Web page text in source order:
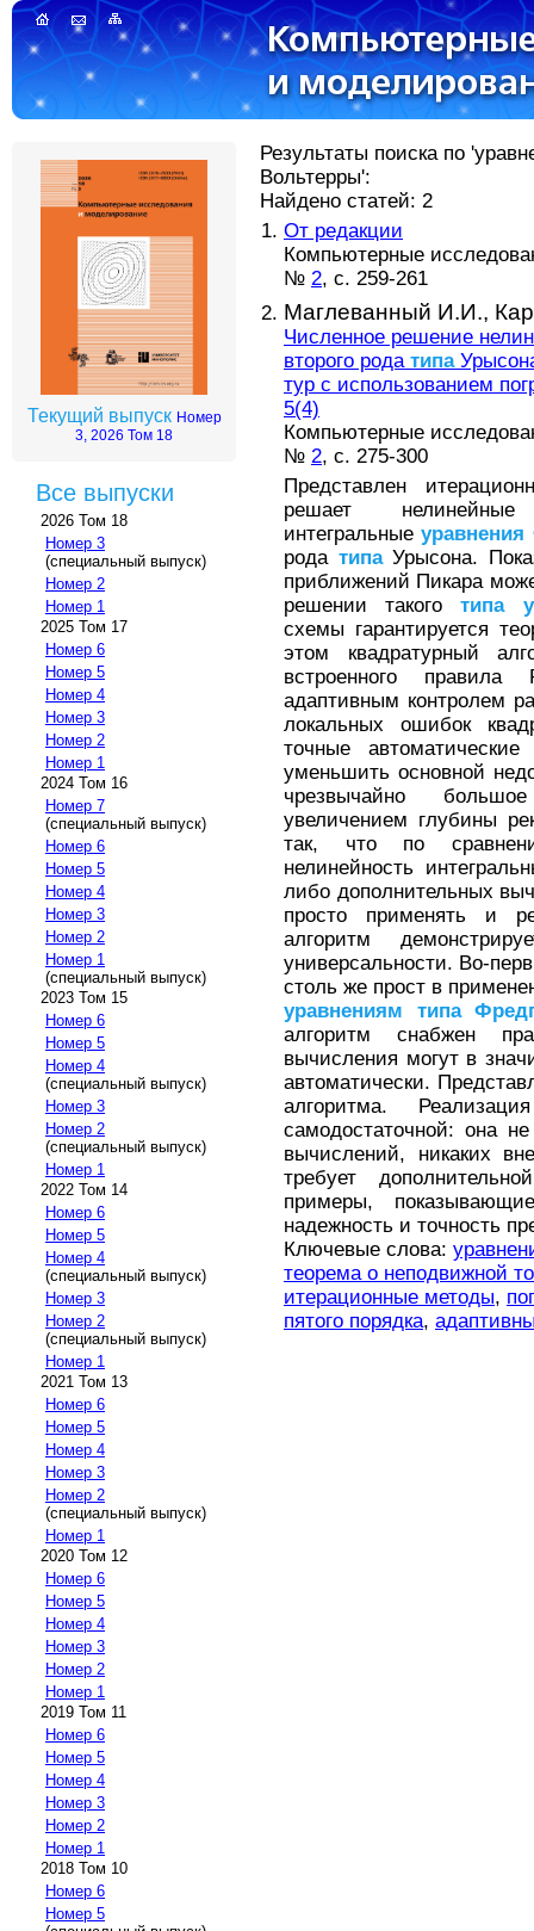
Текущий выпуск Номер
3, 2026 Том 18
Все выпуски
2026 Том 18
Номер 3
(специальный выпуск)
Номер 2
Номер 1
2025 Том 17
Номер 6
Номер 5
Номер 4
Номер 3
Номер 2
Номер 1
2024 Том 16
Номер 7
(специальный выпуск)
Номер 6
Номер 5
Номер 4
Номер 3
Номер 2
Номер 1
(специальный выпуск)
2023 Том 15
Номер 6
Номер 5
Номер 4
(специальный выпуск)
Номер 3
Номер 2
(специальный выпуск)
Номер 1
2022 Том 14
Номер 6
Номер 5
Номер 4
(специальный выпуск)
Номер 3
Номер 2
(специальный выпуск)
Номер 1
2021 Том 13
Номер 6
Номер 5
Номер 4
Номер 3
Номер 2
(специальный выпуск)
Номер 1
2020 Том 12
Номер 6
Номер 5
Номер 4
Номер 3
Номер 2
Номер 1
2019 Том 11
Номер 6
Номер 5
Номер 4
Номер 3
Номер 2
Номер 1
2018 Том 10
Номер 6
Номер 5
Результаты поиска по
Вольтерры':
Найдено статей: 2
От редакции
Компьютерные
№ 2, с. 259-261
Маглеванный И.И.,
Численное решение
второго рода типа
тур с использованием
5(4)
Компьютерные
№ 2, с. 275-300
Представлен
решает
интегральныеуравнения
рода типаУрысона.
приближений Пикара
решении такоготипа
схемы гарантируется
этом квадратурный
встроенного правила
адаптивным контролем
локальных ошибок
точные
уменьшить основной
чрезвычайно
увеличением глубины
так, что по
нелинейность
либо дополнительных
просто применять и
алгоритм
универсальности. Во-
столь же прост в
уравнениям
типа
алгоритм снабжен
вычисления могут в
автоматически.
алгоритма.
самодостаточной: она
вычислений, никаких
требует
примеры,
надежность и точность
Ключевые слова:
теорема о неподвижной
итерационные методы,
пятого порядка,